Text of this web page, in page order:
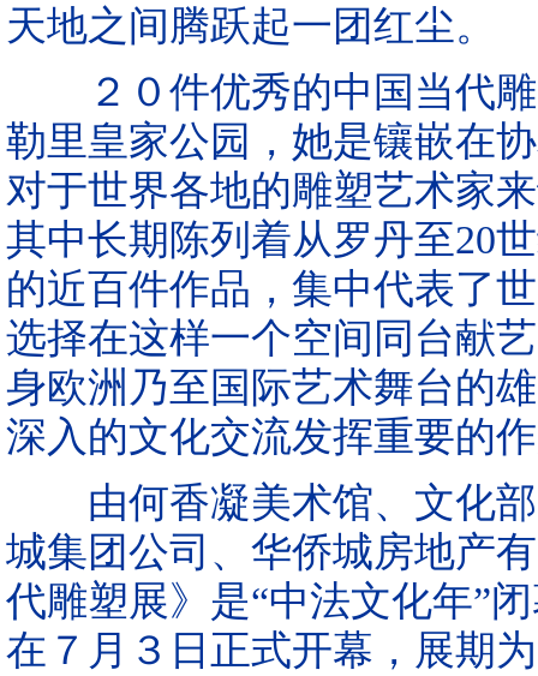
天地之间腾跃起一团红尘。
２０件优秀的中国当代雕
勒里皇家公园，她是镶嵌在
对于世界各地的雕塑艺术家
其中长期陈列着从罗丹至20
的近百件作品，集中代表了
选择在这样一个空间同台献
身欧洲乃至国际艺术舞台的
深入的文化交流发挥重要的
由何香凝美术馆、文化部
城集团公司、华侨城房地产
代雕塑展》是“中法文化年”
在７月３日正式开幕，展期